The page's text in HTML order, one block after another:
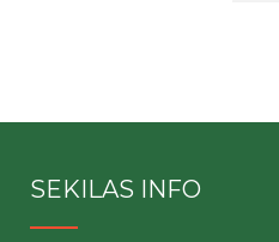
SEKILAS INFO